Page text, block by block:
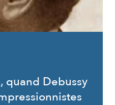
quand Debussy